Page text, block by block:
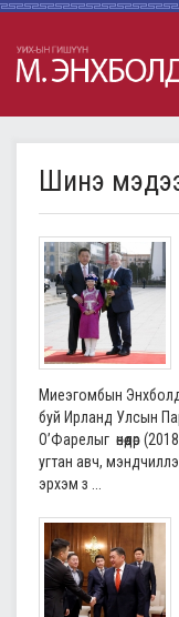
Шинэ
Миеэгомбын
буй Ирланд Улсын
О’Фарелыг өнөөдөр
угтан авч,
эрхэм з ...